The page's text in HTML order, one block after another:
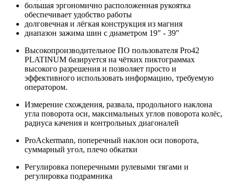
большая эргономично расположенная рукоятка
обеспечивает удобство работы
долговечная и лёгкая конструкция из магния
диапазон зажима шин с диаметром 19" - 39"
Высокопроизводительное ПО пользователя Pro42
PLATINUM базируется на чётких пиктограммах
высокого разрешения и позволяет просто и
эффективного использовать информацию, требуемую
оператором.
Измерение схождения, развала, продольного наклона
угла поворота оси, максимальных углов поворота колёс,
радиуса качения и контрольных диагоналей
ProAckermann, поперечный наклон оси поворота,
суммарный угол, плечо обкатки
Регулировка поперечными рулевыми тягами и
регулировка подрамника